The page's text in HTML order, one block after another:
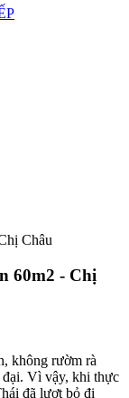
Châu
60m2 - Chị
không rườm rà
đại. Vì vậy, khi thực
đã lượt bỏ đi